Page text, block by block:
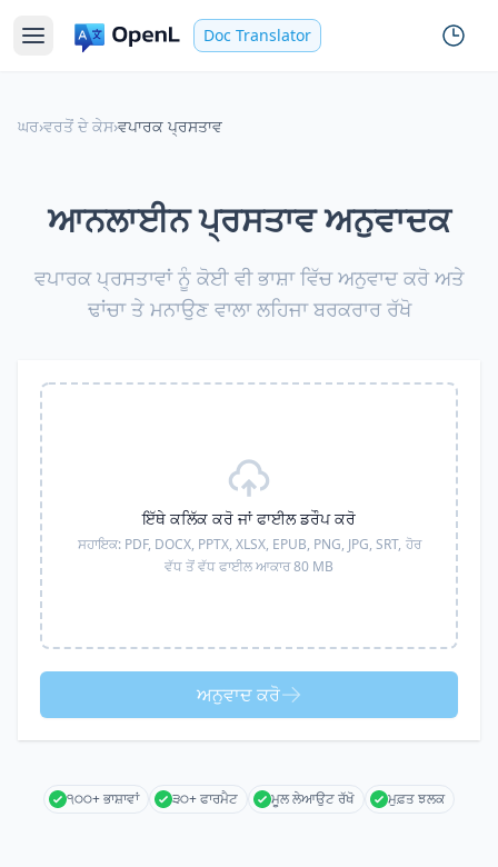
Doc Translator
ਘਰ›ਵਰਤੋਂ ਦੇ ਕੇਸ›ਵਪਾਰਕ ਪ੍ਰਸਤਾਵ
ਆਨਲਾਈਨ ਪ੍ਰਸਤਾਵ ਅਨੁਵਾਦਕ
ਵਪਾਰਕ ਪ੍ਰਸਤਾਵਾਂ ਨੂੰ ਕੋਈ ਵੀ ਭਾਸ਼ਾ ਵਿੱਚ ਅਨੁਵਾਦ ਕਰੋ ਅਤੇ
ਢਾਂਚਾ ਤੇ ਮਨਾਉਣ ਵਾਲਾ ਲਹਿਜਾ ਬਰਕਰਾਰ ਰੱਖੋ
ਇੱਥੇ ਕਲਿੱਕ ਕਰੋ ਜਾਂ ਫਾਈਲ ਡਰੌਪ ਕਰੋ
ਸਹਾਇਕ: PDF, DOCX, PPTX, XLSX, EPUB, PNG, JPG, SRT, ਹੋਰ
ਵੱਧ ਤੋਂ ਵੱਧ ਫਾਈਲ ਆਕਾਰ 80 MB
ਅਨੁਵਾਦ ਕਰੋ
੧੦੦+ ਭਾਸ਼ਾਵਾਂ ੩੦+ ਫਾਰਮੈਟ ਮੂਲ ਲੇਆਉਟ ਰੱਖੋ ਮੁਫ਼ਤ ਝਲਕ